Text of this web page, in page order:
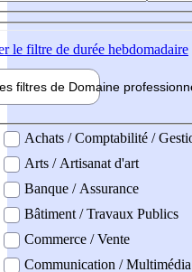
le filtre de durée hebdomadaire
filtres de Domaine pro
professionel
Achats / Comptabilité /
Arts / Artisanat d'art
Banque / Assurance
Bâtiment / Travaux Publics
Commerce / Vente
Communication / Multimédia